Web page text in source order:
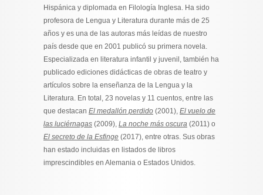
Hispánica y diplomada en Filología Inglesa. Ha sido
profesora de Lengua y Literatura durante más de 25
años y es una de las autoras más leídas de nuestro
país desde que en 2001 publicó su primera novela.
Especializada en literatura infantil y juvenil, también ha
publicado ediciones didácticas de obras de teatro y
artículos sobre la enseñanza de la Lengua y la
Literatura. En total, 23 novelas y 11 cuentos, entre las
que destacan El medallón perdido (2001), El vuelo de
las luciérnagas (2009), La noche más oscura (2011) o
El secreto de la Esfinge (2017), entre otras. Sus obras
han estado incluidas en listados de libros
imprescindibles en Alemania o Estados Unidos.